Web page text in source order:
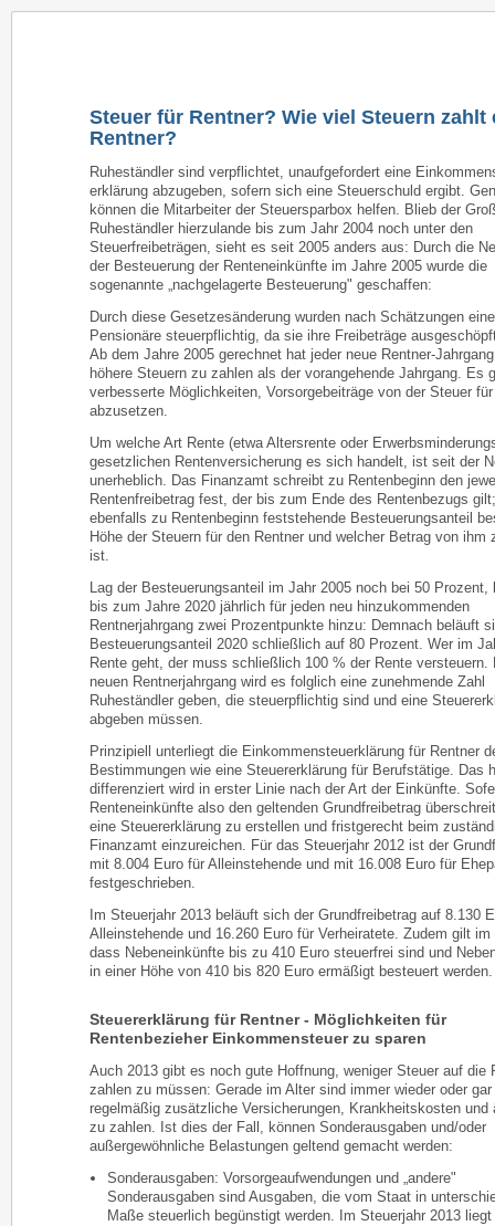
Steuer für Rentner? Wie viel Steuern zahlt
Rentner?
Ruheständler sind verpflichtet, unaufgefordert eine
erklärung abzugeben, sofern sich eine Steuerschuld ergibt.
können die Mitarbeiter der Steuersparbox helfen. Blieb der
Ruheständler hierzulande bis zum Jahr 2004 noch unter den
Steuerfreibeträgen, sieht es seit 2005 anders aus: Durch die
der Besteuerung der Renteneinkünfte im Jahre 2005 wurde die
sogenannte „nachgelagerte Besteuerung" geschaffen:
Durch diese Gesetzesänderung wurden nach Schätzungen
Pensionäre steuerpflichtig, da sie ihre Freibeträge
Ab dem Jahre 2005 gerechnet hat jeder neue Rentner-
höhere Steuern zu zahlen als der vorangehende Jahrgang. Es
verbesserte Möglichkeiten, Vorsorgebeiträge von der Steuer
abzusetzen.
Um welche Art Rente (etwa Altersrente oder
gesetzlichen Rentenversicherung es sich handelt, ist seit der
unerheblich. Das Finanzamt schreibt zu Rentenbeginn den
Rentenfreibetrag fest, der bis zum Ende des Rentenbezugs
ebenfalls zu Rentenbeginn feststehende Besteuerungsanteil
Höhe der Steuern für den Rentner und welcher Betrag von ihm
ist.
Lag der Besteuerungsanteil im Jahr 2005 noch bei 50 Prozent,
bis zum Jahre 2020 jährlich für jeden neu hinzukommenden
Rentnerjahrgang zwei Prozentpunkte hinzu: Demnach beläuft
Besteuerungsanteil 2020 schließlich auf 80 Prozent. Wer im
Rente geht, der muss schließlich 100 % der Rente versteuern.
neuen Rentnerjahrgang wird es folglich eine zunehmende Zahl
Ruheständler geben, die steuerpflichtig sind und eine
abgeben müssen.
Prinzipiell unterliegt die Einkommensteuerklärung für Rentner
Bestimmungen wie eine Steuererklärung für Berufstätige. Das
differenziert wird in erster Linie nach der Art der Einkünfte.
Renteneinkünfte also den geltenden Grundfreibetrag
eine Steuererklärung zu erstellen und fristgerecht beim
Finanzamt einzureichen. Für das Steuerjahr 2012 ist der
mit 8.004 Euro für Alleinstehende und mit 16.008 Euro für
festgeschrieben.
Im Steuerjahr 2013 beläuft sich der Grundfreibetrag auf 8.130
Alleinstehende und 16.260 Euro für Verheiratete. Zudem gilt im
dass Nebeneinkünfte bis zu 410 Euro steuerfrei sind und
in einer Höhe von 410 bis 820 Euro ermäßigt besteuert werden.
Steuererklärung für Rentner - Möglichkeiten für
Rentenbezieher Einkommensteuer zu sparen
Auch 2013 gibt es noch gute Hoffnung, weniger Steuer auf die
zahlen zu müssen: Gerade im Alter sind immer wieder oder gar
regelmäßig zusätzliche Versicherungen, Krankheitskosten und
zu zahlen. Ist dies der Fall, können Sonderausgaben und/oder
außergewöhnliche Belastungen geltend gemacht werden:
Sonderausgaben: Vorsorgeaufwendungen und „andere"
Sonderausgaben sind Ausgaben, die vom Staat in
Maße steuerlich begünstigt werden. Im Steuerjahr 2013 liegt